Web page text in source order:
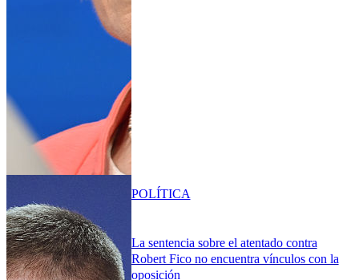
La sentencia sobre el atentado contra
Robert Fico no encuentra vínculos con la
oposición
POLÍTICA